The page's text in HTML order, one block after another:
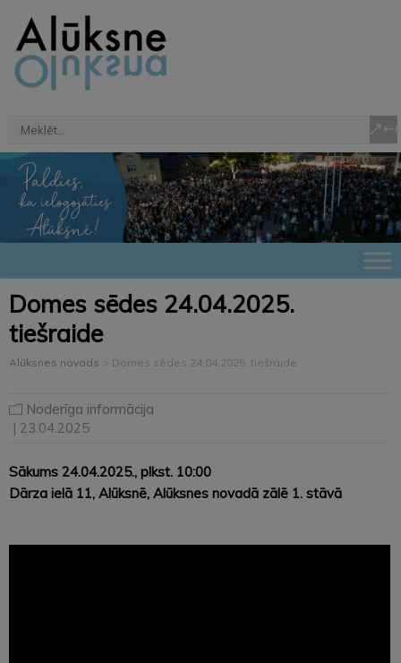
Domes sēdes 24.04.2025.
tiešraide
Alūksnes novads > Domes sēdes 24.04.2025. tiešraide
Noderīga informācija
| 23.04.2025
Sākums 24.04.2025., plkst. 10:00
Dārza ielā 11, Alūksnē, Alūksnes novadā zālē 1. stāvā